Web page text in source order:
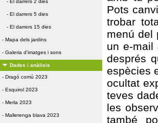
- El darrers 2 dies
- El darrers 5 dies
- El darrers 15 dies
- Mapa dels jardins
- Galeria d'imatges i sons
Dades i anàlisis
- Dragó comú 2023
- Esquirol 2023
- Merla 2023
- Mallerenga blava 2023
Pots
trobar
menú del
un e-mail
després
espècies
ocultat
teves
les
també